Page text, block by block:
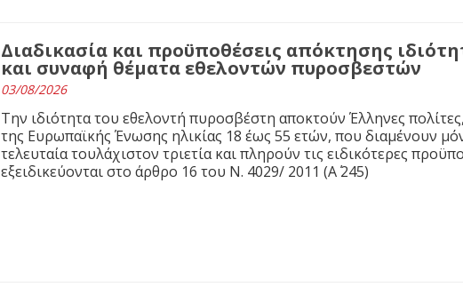
Διαδικασία και προϋποθέσεις απόκτησης
και συναφή θέματα εθελοντών πυροσβεστών
03/08/2026
Την ιδιότητα του εθελοντή πυροσβέστη αποκτούν Έλληνες
της Ευρωπαϊκής Ένωσης ηλικίας 18 έως 55 ετών, που διαμένουν
τελευταία τουλάχιστον τριετία και πληρούν τις ειδικότερες
εξειδικεύονται στο άρθρο 16 του N. 4029/ 2011 (Α΄ 245)